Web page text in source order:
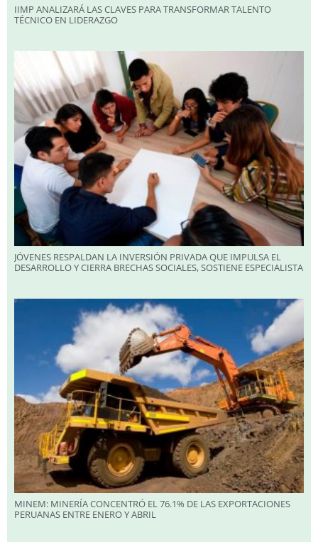
IIMP ANALIZARÁ LAS CLAVES PARA TRANSFORMAR TALENTO
TÉCNICO EN LIDERAZGO
JÓVENES RESPALDAN LA INVERSIÓN PRIVADA QUE IMPULSA EL
DESARROLLO Y CIERRA BRECHAS SOCIALES, SOSTIENE ESPECIALISTA
MINEM: MINERÍA CONCENTRÓ EL 76.1% DE LAS EXPORTACIONES
PERUANAS ENTRE ENERO Y ABRIL